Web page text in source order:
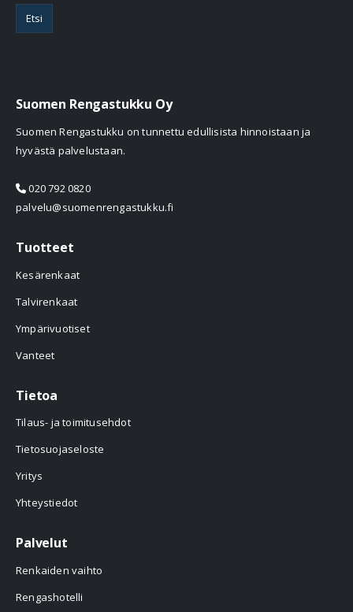
Etsi
Suomen Rengastukku Oy
Suomen Rengastukku on tunnettu edullisista hinnoistaan ja
hyvästä palvelustaan.
020 792 0820
palvelu@suomenrengastukku.fi
Tuotteet
Kesärenkaat
Talvirenkaat
Ympärivuotiset
Vanteet
Tietoa
Tilaus- ja toimitusehdot
Tietosuojaseloste
Yritys
Yhteystiedot
Palvelut
Renkaiden vaihto
Rengashotelli